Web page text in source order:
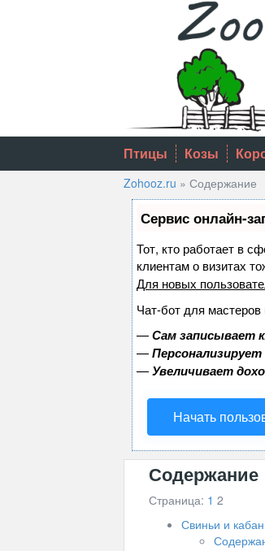
Птицы Козы
Zohooz.ru » Содержание
Сервис онлайн-
Тот, кто работает в
клиентам о визитах
Для новых
Чат-бот для
—Сам записывает
—
—Увеличивает
Начать
Содержание
Страница: 1 2
Свиньи и